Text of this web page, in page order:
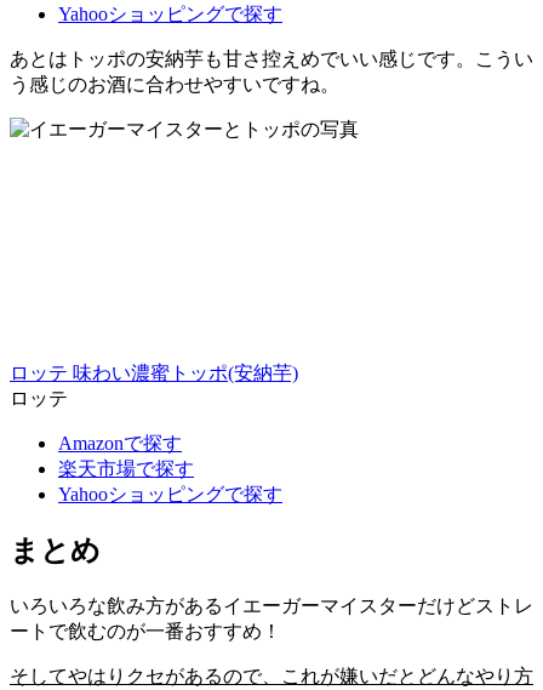
Yahooショッピングで探す
あとはトッポの安納芋も甘さ控えめでいい感じです。こうい
う感じのお酒に合わせやすいですね。
ロッテ 味わい濃蜜トッポ(安納芋)
ロッテ
Amazonで探す
楽天市場で探す
Yahooショッピングで探す
まとめ
いろいろな飲み方があるイエーガーマイスターだけどストレ
ートで飲むのが一番おすすめ！
そしてやはりクセがあるので、これが嫌いだとどんなやり方